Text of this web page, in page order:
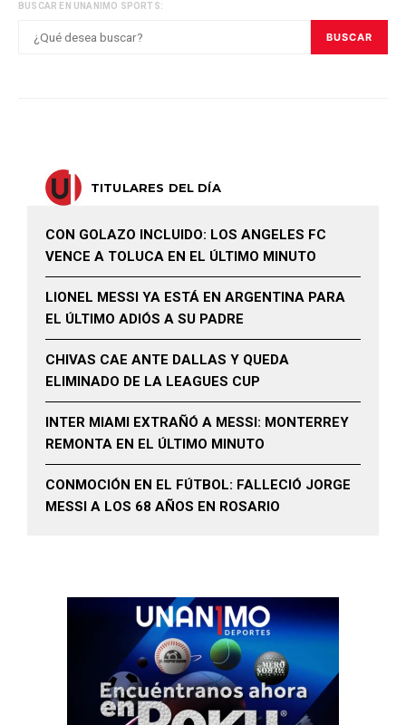
BUSCAR EN UNANIMO SPORTS:
BUSCAR
TITULARES DEL DÍA
CON GOLAZO INCLUIDO: LOS ANGELES FC
VENCE A TOLUCA EN EL ÚLTIMO MINUTO
LIONEL MESSI YA ESTÁ EN ARGENTINA PARA
EL ÚLTIMO ADIÓS A SU PADRE
CHIVAS CAE ANTE DALLAS Y QUEDA
ELIMINADO DE LA LEAGUES CUP
INTER MIAMI EXTRAÑÓ A MESSI: MONTERREY
REMONTA EN EL ÚLTIMO MINUTO
CONMOCIÓN EN EL FÚTBOL: FALLECIÓ JORGE
MESSI A LOS 68 AÑOS EN ROSARIO